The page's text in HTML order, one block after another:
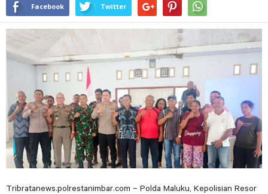
Facebook Twitter
Tribratanews.polrestanimbar.com – Polda Maluku, Kepolisian Resor